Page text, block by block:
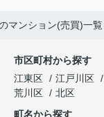
マンション(売買)一覧
市区町村から探す
江東区
江戸川区
荒川区
北区
町名から探す